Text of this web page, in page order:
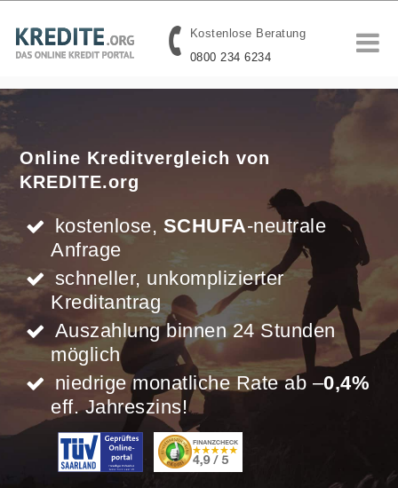
Kostenlose Beratung
0800 234 6234
Online Kreditvergleich von
KREDITE.org
kostenlose, SCHUFA-neutrale
Anfrage
schneller, unkomplizierter
Kreditantrag
Auszahlung binnen 24 Stunden
möglich
niedrige monatliche Rate ab –0,4%
eff. Jahreszins!